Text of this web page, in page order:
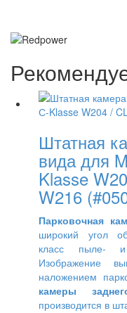
Штатная
вида для
Klasse
W216
Парковочная
широкий угол
класс пыле-
Изображение
наложением
камеры
производится в